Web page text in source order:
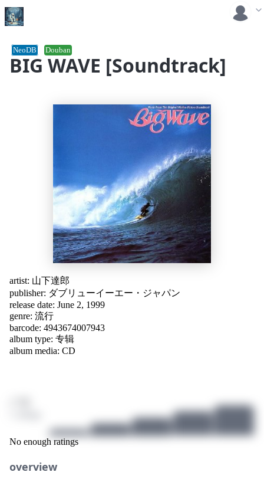
BIG WAVE [Soundtrack]
NeoDB Douban
artist: 山下達郎
publisher: ダブリューイーエー・ジャパン
release date: June 2, 1999
genre: 流行
barcode: 4943674007943
album type: 专辑
album media: CD
No enough ratings
overview